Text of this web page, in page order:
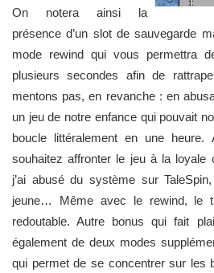
On notera ainsi la
présence d’un slot de sauvegarde
mode rewind qui vous permettra
plusieurs secondes afin de
mentons pas, en revanche : en
un jeu de notre enfance qui pouvait
boucle littéralement en une
souhaitez affronter le jeu à la loyale
j’ai abusé du système sur
jeune… Même avec le rewind, le
redoutable. Autre bonus qui fait
également de deux modes
qui permet de se concentrer sur les